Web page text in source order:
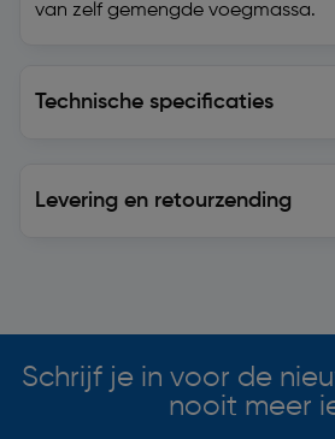
van zelf gemengde voegmassa.
Technische specificaties
Levering en retourzending
Schrijf je in voor de
nooit meer